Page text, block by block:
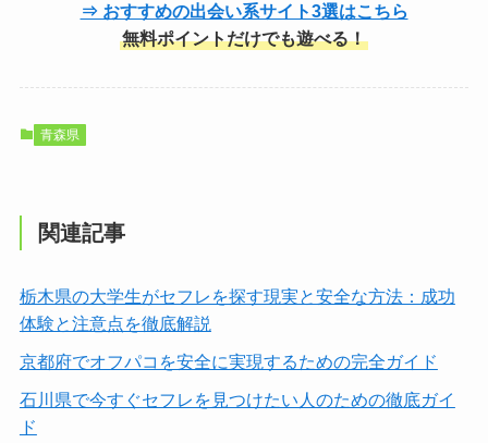
⇒ おすすめの出会い系サイト3選はこちら
無料ポイントだけでも遊べる！
青森県
関連記事
栃木県の大学生がセフレを探す現実と安全な方法：成功
体験と注意点を徹底解説
京都府でオフパコを安全に実現するための完全ガイド
石川県で今すぐセフレを見つけたい人のための徹底ガイ
ド